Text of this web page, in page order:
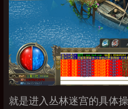
就是进入丛林迷宫的具体